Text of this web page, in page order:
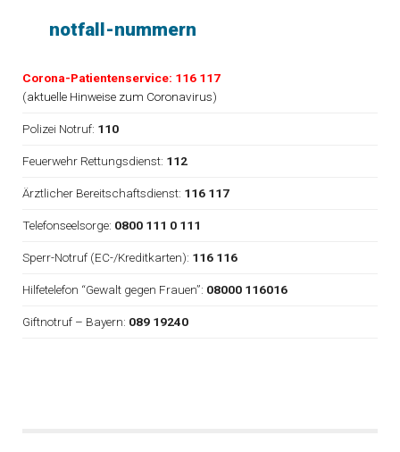
notfall-nummern
Corona-Patientenservice: 116 117
(aktuelle Hinweise zum Coronavirus)
Polizei Notruf: 110
Feuerwehr Rettungsdienst: 112
Ärztlicher Bereitschaftsdienst: 116 117
Telefonseelsorge: 0800 111 0 111
Sperr-Notruf (EC-/Kreditkarten): 116 116
Hilfetelefon “Gewalt gegen Frauen”: 08000 116016
Giftnotruf – Bayern: 089 19240